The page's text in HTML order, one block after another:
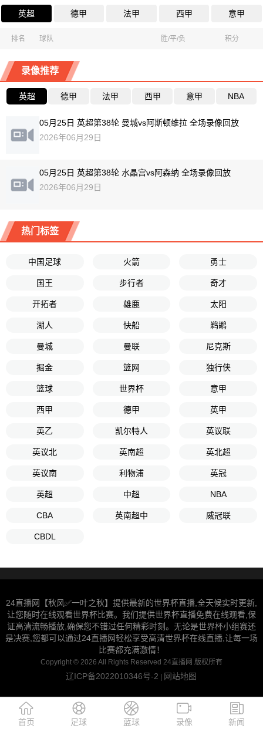
英超 德甲 法甲 西甲 意甲
排名 球队 胜/平/负 积分
录像推荐
英超 德甲 法甲 西甲 意甲 NBA
05月25日 英超第38轮 曼城vs阿斯顿维拉 全场录像回放
2026年06月29日
05月25日 英超第38轮 水晶宫vs阿森纳 全场录像回放
2026年06月29日
热门标签
中国足球 火箭 勇士
国王 步行者 奇才
开拓者 雄鹿 太阳
湖人 快船 鹈鹕
曼城 曼联 尼克斯
掘金 篮网 独行侠
篮球 世界杯 意甲
西甲 德甲 英甲
英乙 凯尔特人 英议联
英议北 英南超 英北超
英议南 利物浦 英冠
英超 中超 NBA
CBA 英南超中 威冠联
CBDL
24直播网【秋风✅一叶之秋】提供最新的世界杯直播,全天候实时更新,
让您随时在线观看世界杯比赛。我们提供世界杯直播免费在线观看,保
证高清流畅播放,确保您不错过任何精彩时刻。无论是世界杯小组赛还
是决赛,您都可以通过24直播网轻松享受高清世界杯在线直播,让每一场
比赛都充满激情！
Copyright © 2026 All Rights Reserved 24直播网 版权所有
辽ICP备2022010346号-2 | 网站地图
首页 足球 蓝球 录像 新闻